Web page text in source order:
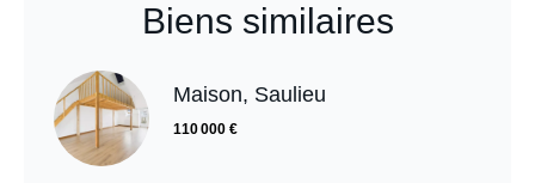
Biens similaires
Maison, Saulieu
110 000 €